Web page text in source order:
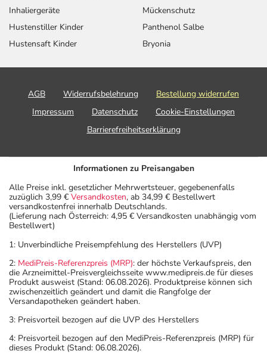
Inhaliergeräte
Hustenstiller Kinder
Hustensaft Kinder
Mückenschutz
Panthenol Salbe
Bryonia
AGB Widerrufsbelehrung
Bestellung widerrufen
Impressum
Datenschutz
Cookie-Einstellungen
Barrierefreiheitserklärung
Informationen zu Preisangaben
Alle Preise inkl. gesetzlicher Mehrwertsteuer, gegebenenfalls
zuzüglich 3,99 € Versandkosten, ab 34,99 € Bestellwert
versandkostenfrei innerhalb Deutschlands.
(Lieferung nach Österreich: 4,95 € Versandkosten unabhängig vom
Bestellwert)
1: Unverbindliche Preisempfehlung des Herstellers (UVP)
2: MediPreis-Referenzpreis (MRP): der höchste Verkaufspreis, den
die Arzneimittel-Preisvergleichsseite www.medipreis.de für dieses
Produkt ausweist (Stand: 06.08.2026). Produktpreise können sich
zwischenzeitlich geändert und damit die Rangfolge der
Versandapotheken geändert haben.
3: Preisvorteil bezogen auf die UVP des Herstellers
4: Preisvorteil bezogen auf den MediPreis-Referenzpreis (MRP) für
dieses Produkt (Stand: 06.08.2026).